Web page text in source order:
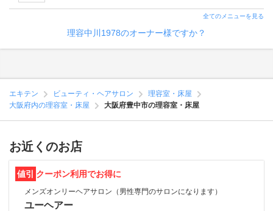
全てのメニューを見る
理容中川1978のオーナー様ですか？
エキテン ビューティ・ヘアサロン
理容室・床屋
大阪府内の理容室・床屋
大阪府豊中市の理容室・床屋
お近くのお店
値引 クーポン利用でお得に
メンズオンリーヘアサロン（男性専門のサロンになります）
ユーヘアー